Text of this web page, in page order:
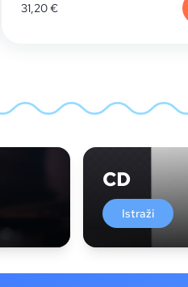
31,20€
CD
Istraži